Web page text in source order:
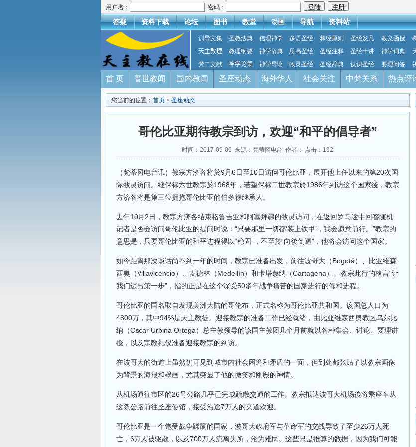
用户名： 密码：
答疑 资料下载 论坛 图书 教堂 动画 导航 资料站
训导文集 圣教法典 信理神学 多语圣经 释经原则 圣经发凡 教义函授
天主教理
教理纲要 神学辞典 思高圣经 圣经注释 圣经十讲 神学词典
梵二文献
神学论集 神学导论 牧灵圣经 圣经辞典 认识圣经 要理问答
首 页 普世教闻 国内教闻 圣座动态 海外华人 社会关注 中梵关系 热点评
您当前的位置： 首页 > 圣座动态
哥伦比亚期待教宗到访，欢迎“和平的倡导者”
时间：2017-09-06 来源：梵蒂冈电台 作者： 点击： 192
（梵蒂冈电台讯）教宗方济各将於9月6日至10日访问哥伦比亚，展开他上任以来的第20次国
际牧灵访问。继保禄六世教宗於1968年，若望保禄二世教宗於1986年到访这个国家後，教宗
方济各将是第三位拥抱哥伦比亚的伯多禄继承人。
去年10月2日，教宗方济各结束格鲁吉亚和阿塞拜疆的牧灵访问，在返回罗马途中回答随机
记者是否会访问哥伦比亚的提问时说：“只要那里一切都‘装上铁甲’，我会愿意前行。”教宗的
意思是，只要哥伦比亚的和平进程得以“稳固”，不至於“向後倒退”，他将会访问这个国家。
如今距离那次谈话尚不到一年的时间，教宗已准备出发，前往波哥大（Bogotá）、比亚维森
西奥（Villavicencio）、麦德林（Medellín）和卡塔赫纳（Cartagena）。教宗此行的格言“让
我们迈出第一步”，指的正是在这个深受50多年战争痛苦的国家进行的修和进程。
哥伦比亚的国名取自发现美洲大陆的哥伦布，正式名称为哥伦比亚共和国。该国总人口为
4800万，其中94%是天主教徒。迎接教宗的准备工作已经就绪，由比亚维森西奥教区乌尔比
纳（Oscar Urbina Ortega）总主教领导的该国主教团几个月前就以各种集会、讨论、要理讲
授，以及宗教礼仪准备迎接教宗的到访。
在波哥大的街道上虽然仍可见到城市内社会困窘和矛盾的一面，但到处都张贴了以教宗画像
为背景的海报和壁画，尤其突显了他的微笑和刚毅的神情。
从机场通往市区的26号公路几乎已完成疏散交通的工作。教宗抵达波哥大机场後将乘座车从
这条公路前往圣座使馆，接受沿途7万人的夹道欢迎。
哥伦比亚是一个饱受战争蹂躏的国家，波哥大政府军与革命军的交战导致了至少26万人死
亡，6万人被驱散，以及700万人流离失所，沦为难民。这些只是推算的数据，因为我们可能